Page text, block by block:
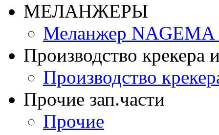
МЕЛАНЖЕРЫ
Меланжер NAGEMA
Производство крекера
Производство
Прочие зап.части
Прочие